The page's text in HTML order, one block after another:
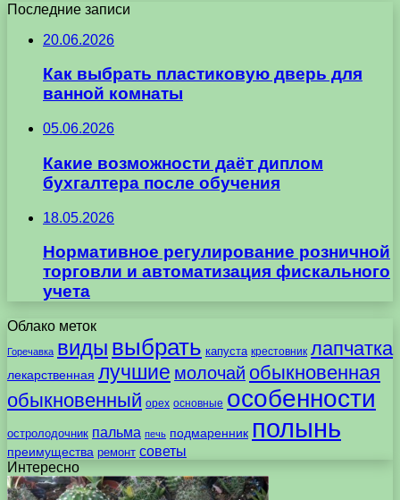
Последние записи
20.06.2026
Как выбрать пластиковую дверь для
ванной комнаты
05.06.2026
Какие возможности даёт диплом
бухгалтера после обучения
18.05.2026
Нормативное регулирование розничной
торговли и автоматизация фискального
учета
Облако меток
Горечавка виды выбрать капуста крестовник лапчатка
лекарственная лучшие молочай обыкновенная
обыкновенный орех основные особенности
остролодочник пальма печь подмаренник полынь
преимущества ремонт советы
Интересно